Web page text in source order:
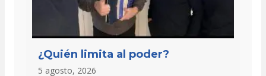
¿Quién limita al poder?
5 agosto, 2026